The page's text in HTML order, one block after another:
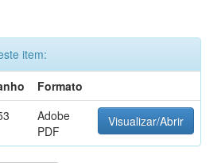
item:
Formato
Adobe
PDF
Visualizar/Abrir